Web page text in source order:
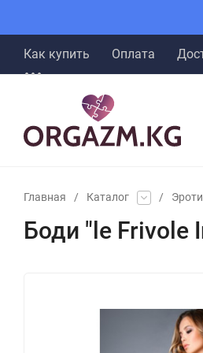
Как купить Оплата
Главная / Каталог /
Боди "le Frivole